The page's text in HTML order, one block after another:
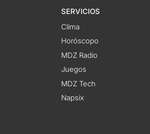
SERVICIOS
Clima
Horóscopo
MDZ Radio
Juegos
MDZ Tech
Napsix